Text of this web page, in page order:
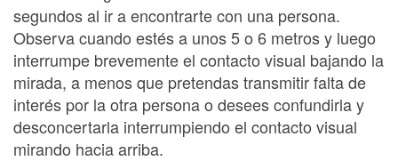
segundos al ir a encontrarte con una persona.
Observa cuando estés a unos 5 o 6 metros y luego
interrumpe brevemente el contacto visual bajando la
mirada, a menos que pretendas transmitir falta de
interés por la otra persona o desees confundirla y
desconcertarla interrumpiendo el contacto visual
mirando hacia arriba.